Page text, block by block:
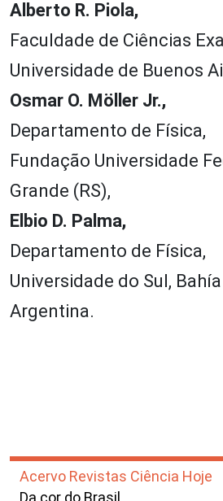
Alberto R. Piola,
Faculdade de Ciências
Universidade de Buenos
Osmar O. Möller Jr.,
Departamento de Física,
Fundação Universidade
Grande (RS),
Elbio D. Palma,
Departamento de Física,
Universidade do Sul,
Argentina.
Acervo Revistas Ciência Hoje
Da cor do Brasil